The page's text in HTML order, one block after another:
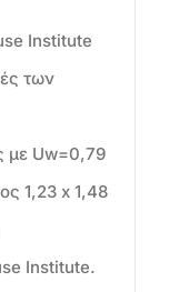
Institute
των
με Uw=0,79
1,23 x 1,48
Institute.